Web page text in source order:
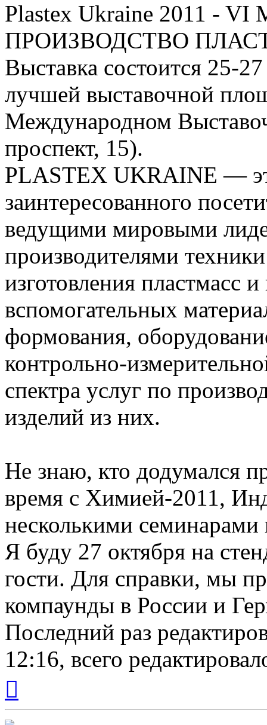
Plastex Ukraine 2011 - VI
ПРОИЗВОДСТВО
Выставка состоится 25-
лучшей выставочной
Международном
проспект, 15).
PLASTEX UKRAINE —
заинтересованного
ведущими мировыми
производителями
изготовления пластмасс
вспомогательных
формования,
контрольно-
спектра услуг по
изделий из них.
Не знаю, кто додумался
время с Химией-2011,
несколькими
Я буду 27 октября на
гости. Для справки, мы
компаунды в России и
Последний раз
12:16, всего
началу